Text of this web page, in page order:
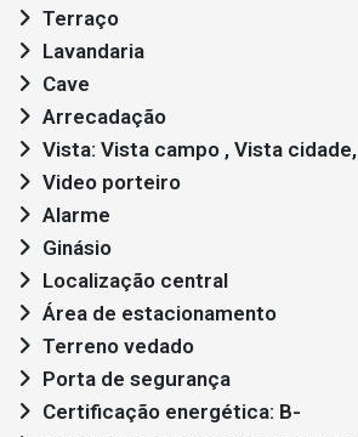
Terraço
Lavandaria
Cave
Arrecadação
Vista: Vista campo , Vista
Video porteiro
Alarme
Ginásio
Localização central
Área de estacionamento
Terreno vedado
Porta de segurança
Certificação energética: B-